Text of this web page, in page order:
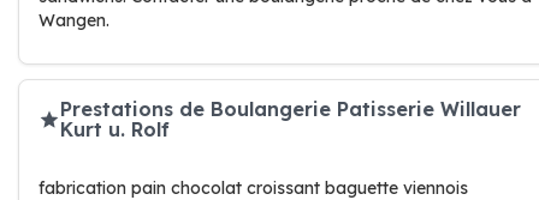
Wangen.
Prestations de Boulangerie Patisserie Willauer
Kurt u. Rolf
fabrication pain chocolat croissant baguette viennois